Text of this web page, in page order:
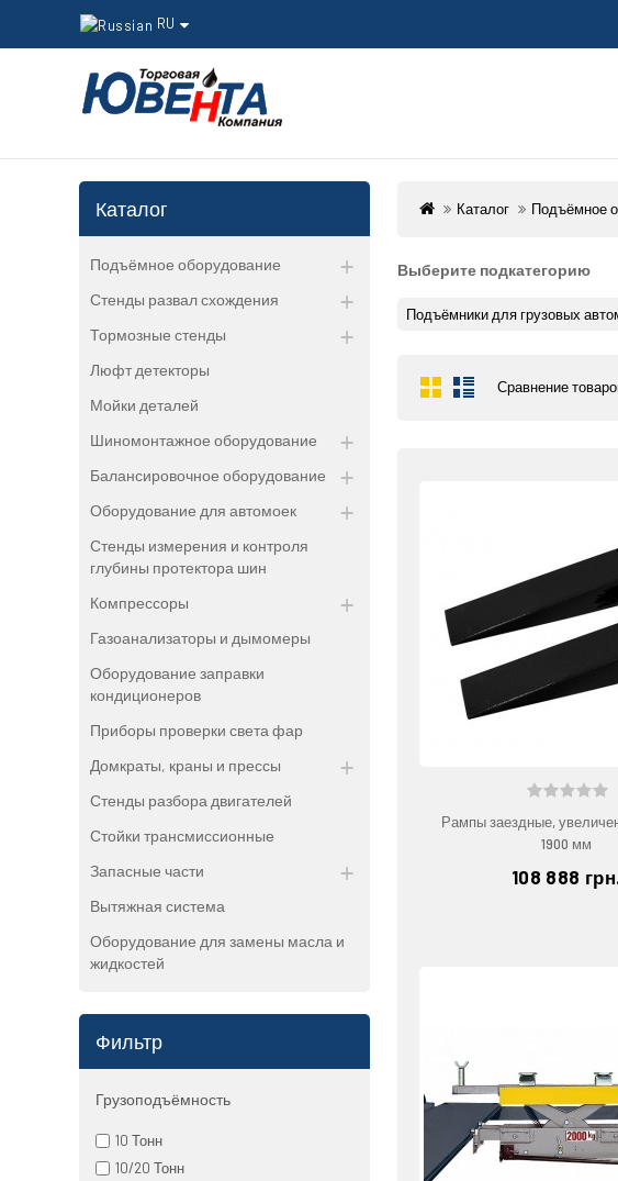
RU
Каталог
Подъёмное оборудование
Стенды развал схождения
Тормозные стенды
Люфт детекторы
Мойки деталей
Шиномонтажное оборудование
Балансировочное оборудование
Оборудование для автомоек
Стенды измерения и контроля
глубины протектора шин
Компрессоры
Газоанализаторы и дымомеры
Оборудование заправки
кондиционеров
Приборы проверки света фар
Домкраты, краны и прессы
Стенды разбора двигателей
Стойки трансмиссионные
Запасные части
Вытяжная система
Оборудование для замены масла и
жидкостей
Фильтр
Грузоподъёмность
10 Тонн
10/20 Тонн
Каталог Подъёмное
Выберите подкатегорию
Подъёмники для грузовых
Сравнение
Рампы заездные,
1900 мм
108 888 грн.